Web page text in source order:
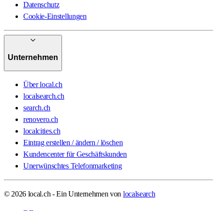
Datenschutz
Cookie-Einstellungen
Unternehmen
Über local.ch
localsearch.ch
search.ch
renovero.ch
localcities.ch
Eintrag erstellen / ändern / löschen
Kundencenter für Geschäftskunden
Unerwünschtes Telefonmarketing
© 2026 local.ch - Ein Unternehmen von localsearch